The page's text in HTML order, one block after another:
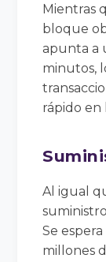
Mientras
bloque
apunta a
minutos,
rápido en
Al igual
Se
millones